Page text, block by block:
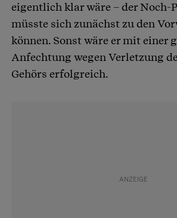
eigentlich klar wäre – der Noch-
müsste sich zunächst zu den
können. Sonst wäre er mit einer
Anfechtung wegen Verletzung
Gehörs erfolgreich.